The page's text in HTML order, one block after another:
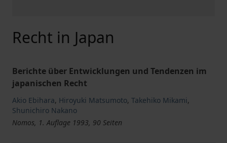
Recht in Japan
Berichte über Entwicklungen und Tendenzen im
japanischen Recht
Akio Ebihara, Hiroyuki Matsumoto, Takehiko Mikami,
Shunichiro Nakano
Nomos, 1. Auflage 1993, 90 Seiten